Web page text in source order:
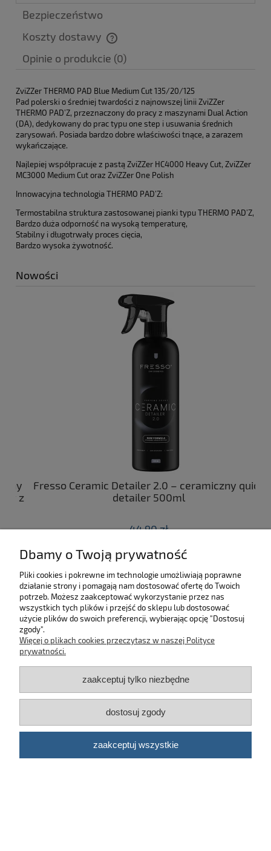
Bezpieczeństwo
Koszty dostawy
Cena nie zawiera ewentualnych kosztów płatności
Opinie o produkcie (0)
ZviZZer THERMO PAD Blue Medium Cut 135/20/125
Pad polerski o średniej twardości z najnowszej linii ZviZZer
THERMO PAD’Z, przeznaczony do pracy z maszynami Dual Action
(DA), dedykowany do prac typu one step i usuwania średnich
zarysowań. Posiada bardzo dobre właściwości tnące, a zarazem
wykańczające.
Najlepiej współpracuje z pastą ZviZZer HC4000 Heavy Cut, ZviZZer
MC3000 Medium Cut oraz ZviZZer One Polish
Innowacyjna technologia THERMO PAD’Z:
Termostabilna struktura zastosowanej pianki typu THERMO PAD’Z,
Bardzo duża odporność na wysoką temperaturę,
Stabilny i długotrwały proces cięcia,
Bardzo wysoka żywotność.
Nowości
Fresso Ceramic Detailer 2.0 – ceramiczny quick
detailer 500ml
44,90 zł
do koszyka
SKLEP
MOJE KONTO
BĄDŹ NA BIEŻĄCO!
Kosmetyki samochodowe Automotive Care©2026 | PlatformaShoper
pokaż pełną wersję strony
Dbamy o Twoją prywatność
Pliki cookies i pokrewne im technologie umożliwiają poprawne
działanie strony i pomagają nam dostosować ofertę do Twoich
potrzeb. Możesz zaakceptować wykorzystanie przez nas
wszystkich tych plików i przejść do sklepu lub dostosować
użycie plików do swoich preferencji, wybierając opcję "Dostosuj
zgody".
Więcej o plikach cookies przeczytasz w naszej Polityce
prywatności.
zaakceptuj tylko niezbędne
dostosuj zgody
zaakceptuj wszystkie